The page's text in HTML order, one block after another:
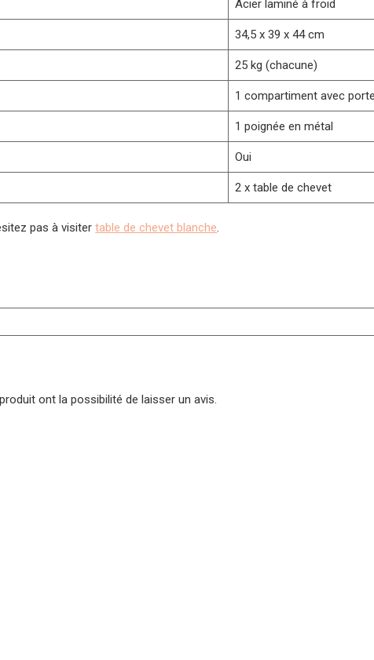
Acier laminé à froid
34,5 x 39 x 44 cm
25 kg (chacune)
1 compartiment avec
1 poignée en métal
Oui
2 x table de chevet
pas à visitertable de chevet blanche.
ont la possibilité de laisser un avis.